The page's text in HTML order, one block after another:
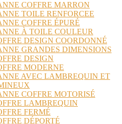
COFFRE MARRON
TOILE RENFORCEE
COFFRE ÉPURÉ
À TOILE COULEUR
DESIGN COORDONNÉ
GRANDES DIMENSIONS
DESIGN
MODERNE
AVEC LAMBREQUIN ET
COFFRE MOTORISÉ
LAMBREQUIN
FERMÉ
DÉPORTÉ